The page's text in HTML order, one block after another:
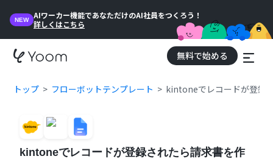
NEW
AIワーカー機能であなただけのAI社員をつくろう！
詳しくはこちら
無料で始める
トップ フローボットテンプレート kintoneでレコードが登録
kintoneでレコードが登録されたら請求書を作